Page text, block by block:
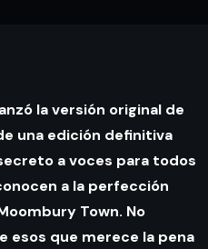
la versión original de
una edición definitiva
a voces para todos
a la perfección
Town. No
esos que merece la pena